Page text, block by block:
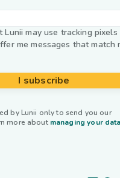
Lunii may use tracking pixels
me messages that match
I subscribe
by Lunii only to send you our
more about managing your